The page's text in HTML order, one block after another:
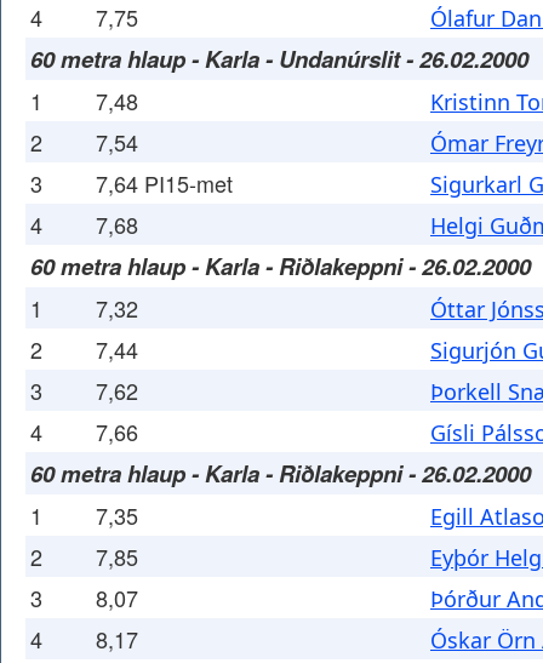
4 7,75 Ólafur
60 metra hlaup - Karla - Undanúrslit - 26.02.2000
1 7,48 Kristinn
2 7,54 Ómar
3 7,64 PI15-met Sigurkarl
4 7,68 Helgi
60 metra hlaup - Karla - Riðlakeppni - 26.02.2000
1 7,32 Óttar
2 7,44 Sigurjón
3 7,62 Þorkell
4 7,66 Gísli
60 metra hlaup - Karla - Riðlakeppni - 26.02.2000
1 7,35 Egill
2 7,85 Eyþór
3 8,07 Þórður
4 8,17 Óskar